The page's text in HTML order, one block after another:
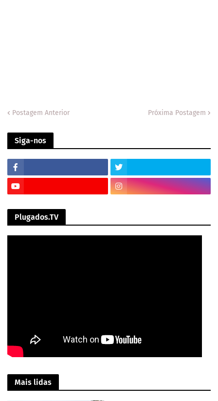
Postagem Anterior Próxima Postagem
Siga-nos
Plugados.TV
Mais lidas